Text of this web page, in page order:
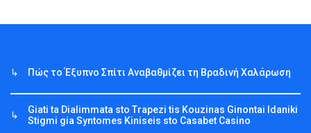
Πώς το Έξυπνο Σπίτι Αναβαθμίζει τη Βραδινή Χαλάρωση
Giati ta Dialimmata sto Trapezi tis Kouzinas Ginontai Idaniki
Stigmi gia Syntomes Kiniseis sto Casabet Casino